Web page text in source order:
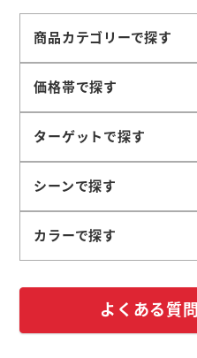
商品カテゴリーで探す
価格帯で探す
ターゲットで探す
シーンで探す
カラーで探す
よくある質問